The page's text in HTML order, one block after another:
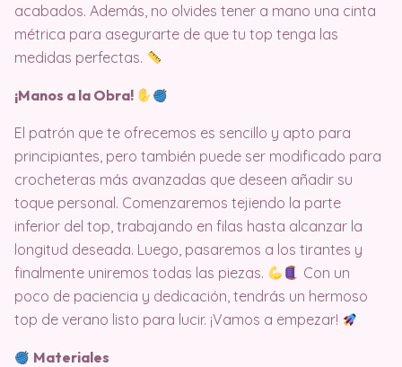
acabados. Además, no olvides tener a mano una cinta
métrica para asegurarte de que tu top tenga las
medidas perfectas.
¡Manos a la Obra!
El patrón que te ofrecemos es sencillo y apto para
principiantes, pero también puede ser modificado para
crocheteras más avanzadas que deseen añadir su
toque personal. Comenzaremos tejiendo la parte
inferior del top, trabajando en filas hasta alcanzar la
longitud deseada. Luego, pasaremos a los tirantes y
finalmente uniremos todas las piezas.
Con un
poco de paciencia y dedicación, tendrás un hermoso
top de verano listo para lucir. ¡Vamos a empezar!
Materiales